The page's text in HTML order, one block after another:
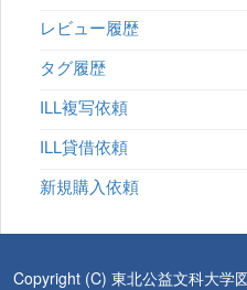
レビュー履歴
タグ履歴
ILL複写依頼
ILL貸借依頼
新規購入依頼
Copyright (C) 東北公益文科大学